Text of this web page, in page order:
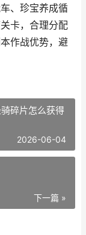
、珍宝养成循
卡，合理分配
作战优势，避
碎片怎么获得
2026-06-04
下一篇 »